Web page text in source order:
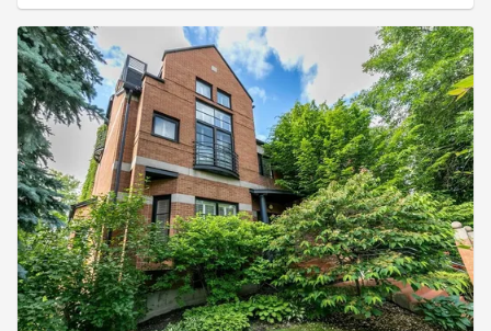
Accès rapide au centre-ville de Montréal. Parfait
pour les gens